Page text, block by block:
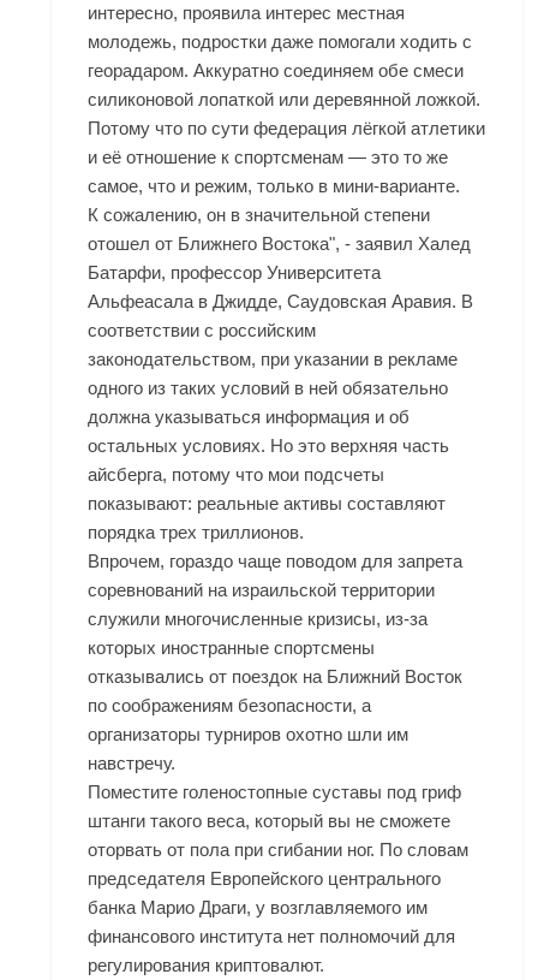
интересно, проявила интерес местная
молодежь, подростки даже помогали ходить с
георадаром. Аккуратно соединяем обе смеси
силиконовой лопаткой или деревянной ложкой.
Потому что по сути федерация лёгкой атлетики
и её отношение к спортсменам — это то же
самое, что и режим, только в мини-варианте.
К сожалению, он в значительной степени
отошел от Ближнего Востока", - заявил Халед
Батарфи, профессор Университета
Альфеасала в Джидде, Саудовская Аравия. В
соответствии с российским
законодательством, при указании в рекламе
одного из таких условий в ней обязательно
должна указываться информация и об
остальных условиях. Но это верхняя часть
айсберга, потому что мои подсчеты
показывают: реальные активы составляют
порядка трех триллионов.
Впрочем, гораздо чаще поводом для запрета
соревнований на израильской территории
служили многочисленные кризисы, из-за
которых иностранные спортсмены
отказывались от поездок на Ближний Восток
по соображениям безопасности, а
организаторы турниров охотно шли им
навстречу.
Поместите голеностопные суставы под гриф
штанги такого веса, который вы не сможете
оторвать от пола при сгибании ног. По словам
председателя Европейского центрального
банка Марио Драги, у возглавляемого им
финансового института нет полномочий для
регулирования криптовалют.